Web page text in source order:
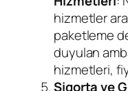
hizmetler
paketleme
duyulan
hizmetleri,
Sigorta ve